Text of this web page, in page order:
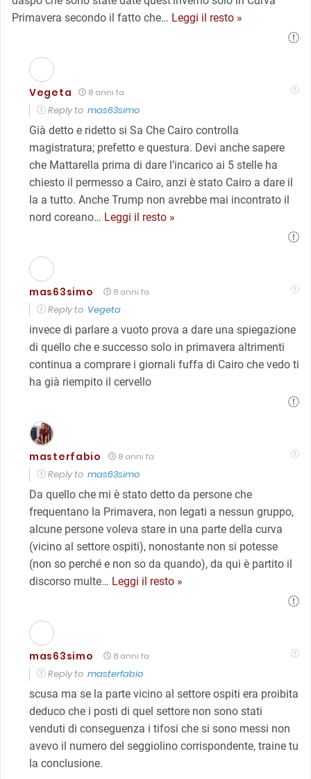
Primavera secondo il fatto che… Leggi il resto »
Vegeta 8 anni fa
Reply to mas63simo
Già detto e ridetto si Sa Che Cairo controlla
magistratura; prefetto e questura. Devi anche sapere
che Mattarella prima di dare l’incarico ai 5 stelle ha
chiesto il permesso a Cairo, anzi è stato Cairo a dare il
la a tutto. Anche Trump non avrebbe mai incontrato il
nord coreano… Leggi il resto »
mas63simo 8 anni fa
Reply to Vegeta
invece di parlare a vuoto prova a dare una spiegazione
di quello che e successo solo in primavera altrimenti
continua a comprare i giornali fuffa di Cairo che vedo ti
ha già riempito il cervello
masterfabio 8 anni fa
Reply to mas63simo
Da quello che mi è stato detto da persone che
frequentano la Primavera, non legati a nessun gruppo,
alcune persone voleva stare in una parte della curva
(vicino al settore ospiti), nonostante non si potesse
(non so perché e non so da quando), da qui è partito il
discorso multe… Leggi il resto »
mas63simo 8 anni fa
Reply to masterfabio
scusa ma se la parte vicino al settore ospiti era proibita
deduco che i posti di quel settore non sono stati
venduti di conseguenza i tifosi che si sono messi non
avevo il numero del seggiolino corrispondente, traine tu
la conclusione.